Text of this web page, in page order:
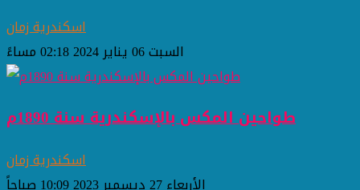
اسكندرية زمان
السبت 06 يناير 2024 02:18 مساءً
طواحين المكس بالإسكندرية سنة 1890م
اسكندرية زمان
الأربعاء 27 ديسمبر 2023 10:09 صباحاً